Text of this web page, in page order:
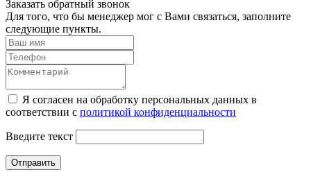
Заказать обратный звонок
Для того, что бы менеджер мог с Вами связаться, заполните
следующие пункты.
Я согласен на обработку персональных данных в
соответствии с политикой конфиденциальности
Введите текст
Отправить